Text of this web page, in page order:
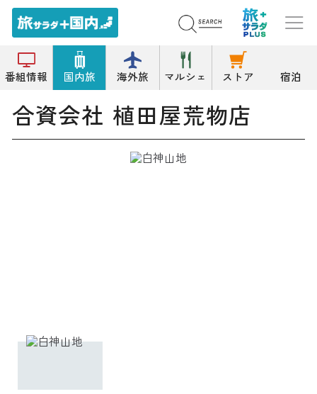
番組情報 国内旅 海外旅 マルシェ ストア 宿泊
トップ 日用品雑貨店 合資会社 植田屋荒物店
合資会社 植田屋荒物店